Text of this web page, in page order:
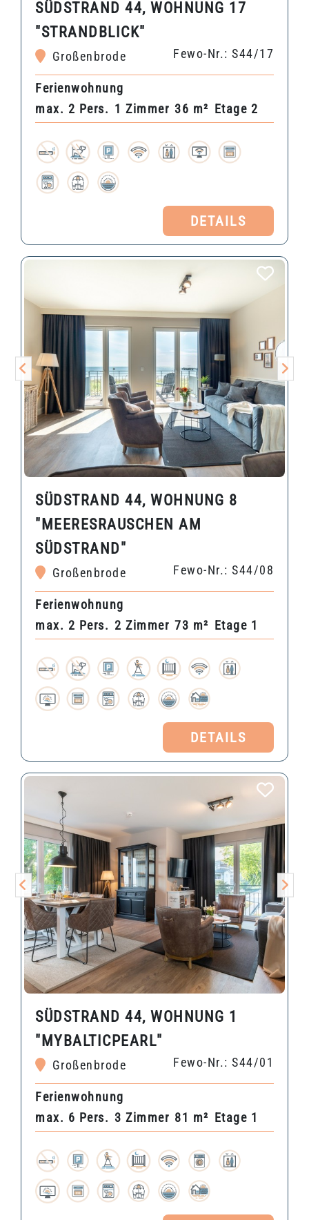
SÜDSTRAND 44, WOHNUNG 17
"STRANDBLICK"
Großenbrode Fewo-Nr.: S44/17
Ferienwohnung
max. 2 Pers. 1 Zimmer 36 m² Etage 2
DETAILS
SÜDSTRAND 44, WOHNUNG 8
"MEERESRAUSCHEN AM
SÜDSTRAND"
Großenbrode Fewo-Nr.: S44/08
Ferienwohnung
max. 2 Pers. 2 Zimmer 73 m² Etage 1
DETAILS
SÜDSTRAND 44, WOHNUNG 1
"MYBALTICPEARL"
Großenbrode Fewo-Nr.: S44/01
Ferienwohnung
max. 6 Pers. 3 Zimmer 81 m² Etage 1